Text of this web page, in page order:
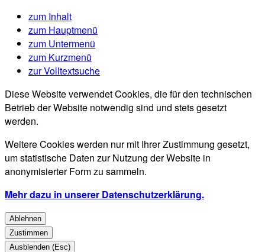
zum Inhalt
zum Hauptmenü
zum Untermenü
zum Kurzmenü
zur Volltextsuche
Diese Website verwendet Cookies, die für den technischen
Betrieb der Website notwendig sind und stets gesetzt
werden.
Weitere Cookies werden nur mit Ihrer Zustimmung gesetzt,
um statistische Daten zur Nutzung der Website in
anonymisierter Form zu sammeln.
Mehr dazu in unserer Datenschutzerklärung.
Ablehnen
Zustimmen
Ausblenden (Esc)